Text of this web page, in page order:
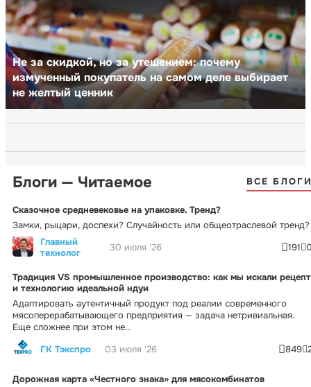
Не за скидкой, но за утешением: почему
измученный покупатель на самом деле выбирает
не желтый ценник
Блоги — Читаемое ВСЕ
Сказочное средневековье на упаковке. Тренд?
Замки, рыцари, доспехи? Случайность или общеотраслевой тренд?
Главный
технолог
30 июля '26 191
Традиция VS промышленное производство: как мы искали рецепт
и технологию идеальной ндуи
Адаптировать аутентичный продукт под реалии современного
мясоперерабатывающего предприятия — задача нетривиальная.
Еще сложнее при этом не...
ГК Тэкспро
03 июля '26 849
Дорожная карта «Честного знака» для мясокомбинатов